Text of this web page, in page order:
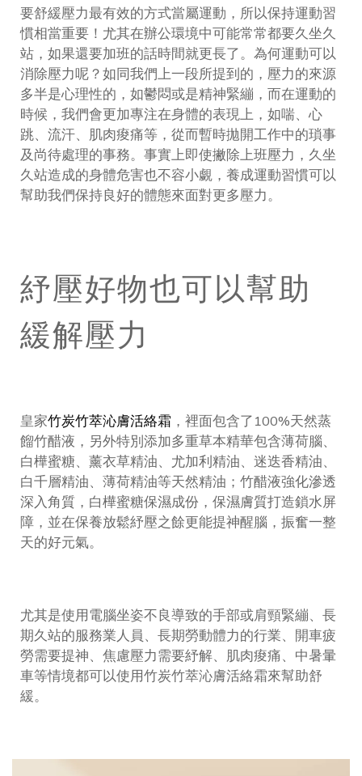
要舒緩壓力最有效的方式當屬運動，所以保持運動習
慣相當重要！尤其在辦公環境中可能常常都要久坐久
站，如果還要加班的話時間就更長了。為何運動可以
消除壓力呢？如同我們上一段所提到的，壓力的來源
多半是心理性的，如鬱悶或是精神緊繃，而在運動的
時候，我們會更加專注在身體的表現上，如喘、心
跳、流汗、肌肉痠痛等，從而暫時拋開工作中的瑣事
及尚待處理的事務。事實上即使撇除上班壓力，久坐
久站造成的身體危害也不容小覷，養成運動習慣可以
幫助我們保持良好的體態來面對更多壓力。
紓壓好物也可以幫助
緩解壓力
皇家竹炭竹萃沁膚活絡霜 ，裡面包含了100%天然蒸
餾竹醋液，另外特別添加多重草本精華包含薄荷腦、
白樺蜜糖、薰衣草精油、尤加利精油、迷迭香精油、
白千層精油、薄荷精油等天然精油；竹醋液強化滲透
深入角質，白樺蜜糖保濕成份，保濕膚質打造鎖水屏
障，並在保養放鬆紓壓之餘更能提神醒腦，振奮一整
天的好元氣。
尤其是使用電腦坐姿不良導致的手部或肩頸緊繃、長
期久站的服務業人員、長期勞動體力的行業、開車疲
勞需要提神、焦慮壓力需要紓解、肌肉痠痛、中暑暈
車等情境都可以使用竹炭竹萃沁膚活絡霜來幫助舒
緩。